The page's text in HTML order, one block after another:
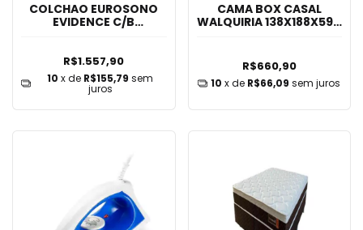
COLCHAO EUROSONO
EVIDENCE C/B
R$1.557,90
10 x de R$155,79 sem
juros
CAMA BOX CASAL
WALQUIRIA 138X188X59 -
R$660,90
10 x de R$66,09 sem juros